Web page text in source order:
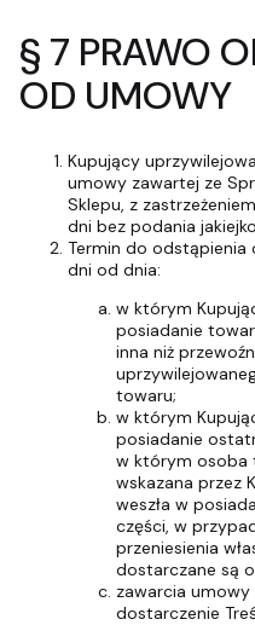
§ 7 PRAWO
OD UMOWY
Kupujący
umowy zawartej ze
Sklepu, z
dni bez podania
Termin do odstąpienia
dni od dnia:
w którym
posiadanie
inna niż
towaru;
w którym
posiadanie
w którym osoba
wskazana przez
weszła w
części, w
przeniesienia
dostarczane są
zawarcia
dostarczenie